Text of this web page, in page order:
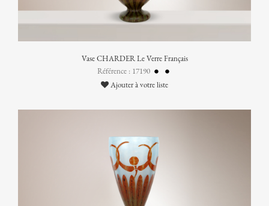
Vase CHARDER Le Verre Français
Référence : 17190
Ajouter à votre liste